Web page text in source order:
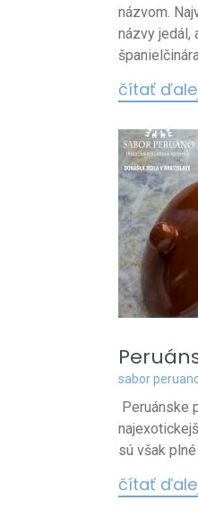
názvom.
názvy jedál,
čítať
sabor
Peruánske
sú však
čítať